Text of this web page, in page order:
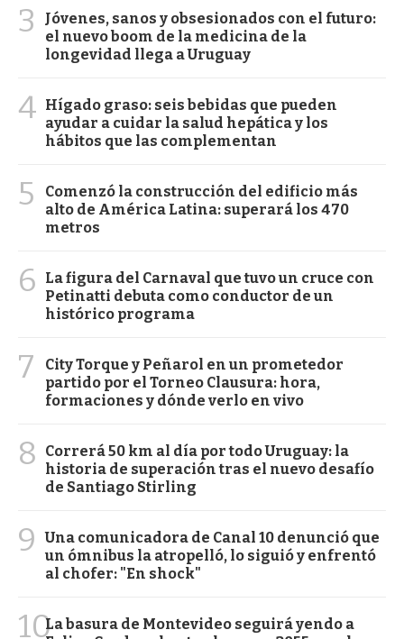
3
Jóvenes, sanos y obsesionados con el futuro:
el nuevo boom de la medicina de la
longevidad llega a Uruguay
4 Hígado graso: seis bebidas que pueden
ayudar a cuidar la salud hepática y los
hábitos que las complementan
5
Comenzó la construcción del edificio más
alto de América Latina: superará los 470
metros
6
La figura del Carnaval que tuvo un cruce con
Petinatti debuta como conductor de un
histórico programa
7
City Torque y Peñarol en un prometedor
partido por el Torneo Clausura: hora,
formaciones y dónde verlo en vivo
8
Correrá 50 km al día por todo Uruguay: la
historia de superación tras el nuevo desafío
de Santiago Stirling
9
Una comunicadora de Canal 10 denunció que
un ómnibus la atropelló, lo siguió y enfrentó
al chofer: "En shock"
10La basura de Montevideo seguirá yendo a